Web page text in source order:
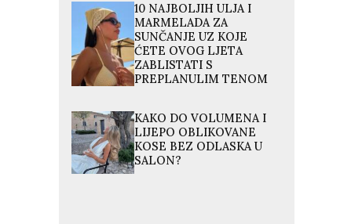
10 NAJBOLJIH ULJA I
MARMELADA ZA
SUNČANJE UZ KOJE
ĆETE OVOG LJETA
ZABLISTATI S
PREPLANULIM TENOM
KAKO DO VOLUMENA I
LIJEPO OBLIKOVANE
KOSE BEZ ODLASKA U
SALON?